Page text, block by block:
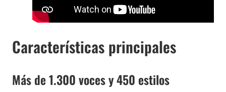
Características principales
Más de 1.300 voces y 450 estilos